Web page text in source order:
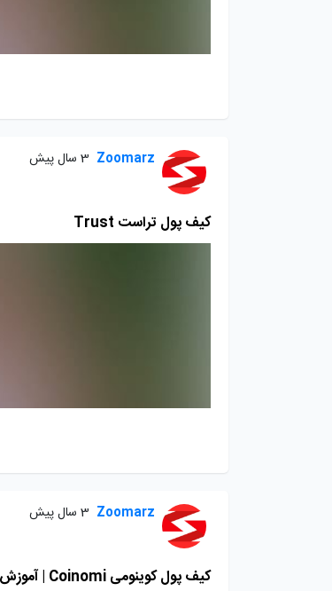
Zoomarz 3 سال پیش
کیف پول تراست Trust
Zoomarz 3 سال پیش
کیف پول کوینومی Coinomi | آموزش کیف پول کوینومی